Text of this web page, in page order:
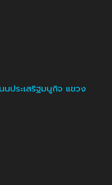
นประเสริฐมนูกิจ แขวง